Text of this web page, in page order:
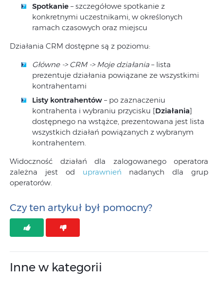
Spotkanie – szczegółowe spotkanie z
konkretnymi uczestnikami, w określonych
ramach czasowych oraz miejscu
Działania CRM dostępne są z poziomu:
Główne -> CRM -> Moje działania – lista
prezentuje działania powiązane ze wszystkimi
kontrahentami
Listy kontrahentów – po zaznaczeniu
kontrahenta i wybraniu przycisku [Działania]
dostępnego na wstążce, prezentowana jest lista
wszystkich działań powiązanych z wybranym
kontrahentem.
Widoczność działań dla zalogowanego operatora
zależna jest od uprawnień nadanych dla grup
operatorów.
Czy ten artykuł był pomocny?
Inne w kategorii